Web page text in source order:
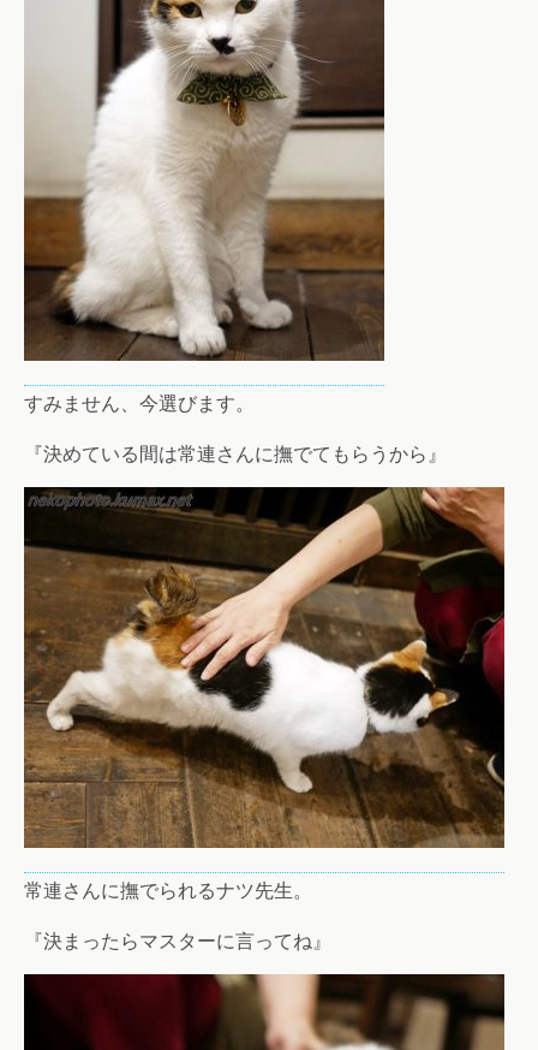
すみません、今選びます。
『決めている間は常連さんに撫でてもらうから』
常連さんに撫でられるナツ先生。
『決まったらマスターに言ってね』